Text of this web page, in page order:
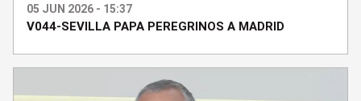
05 JUN 2026 - 15:37
V044-SEVILLA PAPA PEREGRINOS A MADRID